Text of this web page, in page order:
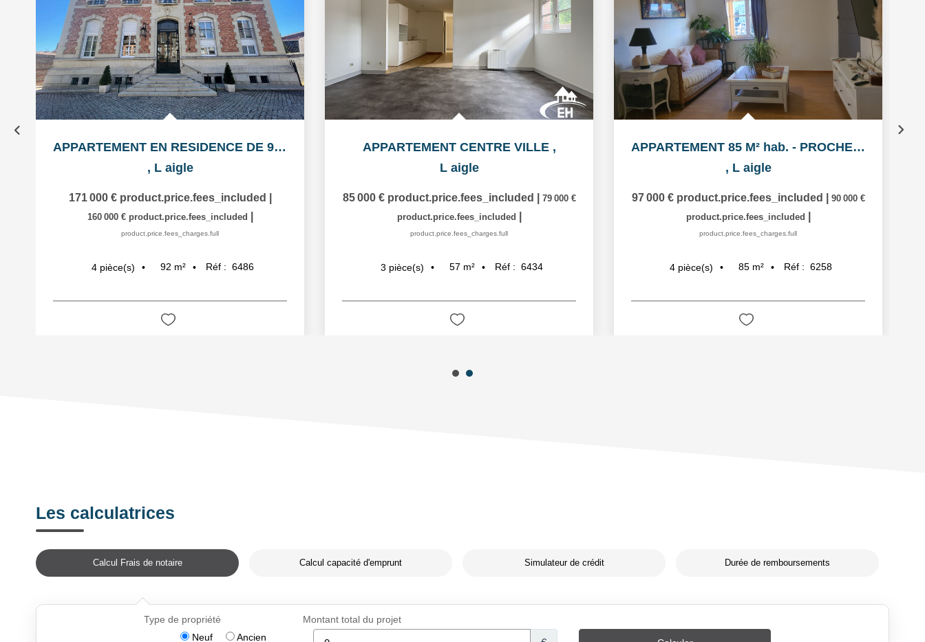
APPARTEMENT EN RESIDENCE DE 92 M²
, L aigle
171 000 € product.price.fees_included
160 000 € product.price.fees_included
product.price.fees_charges.full
4 pièce(s) 92 m² Réf : 6486
APPARTEMENT CENTRE VILLE ,
L aigle
85 000 € product.price.fees_included
79 000 €
product.price.fees_included
product.price.fees_charges.full
3 pièce(s) 57 m² Réf : 6434
APPARTEMENT 85 M² hab. - PROCHE GARE
, L aigle
97 000 € product.price.fees_included
90 000 €
product.price.fees_included
product.price.fees_charges.full
4 pièce(s) 85 m² Réf : 6258
Les calculatrices
Calcul Frais de notaire Calcul capacité d'emprunt Simulateur de crédit Durée de remboursements